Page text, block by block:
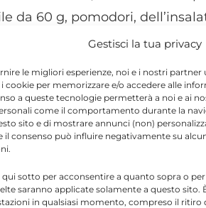
Gestisci la tua privacy
le migliori esperienze, noi e i nostri
cookie per memorizzare e/o accedere alle
a queste tecnologie permetterà a noi e ai
come il comportamento durante la
sito e di mostrare annunci (non)
il consenso può influire negativamente su
qui sotto per acconsentire a quanto sopra o
saranno applicate solamente a questo sito.
in qualsiasi momento, compreso il ritiro
da 60 g, pomodori,
di olio extravergine d’oliva
pomeriggio, sempre un
per cena del pesce 140
di olio e
il terzo giorno. Spuntino: un
alla frutta. Pranzo: un uovo